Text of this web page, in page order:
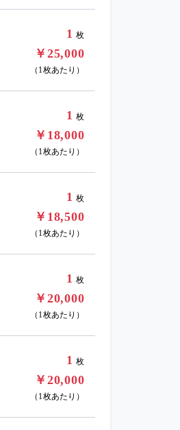
1 枚
￥25,000
（1枚あたり）
1 枚
￥18,000
（1枚あたり）
1 枚
￥18,500
（1枚あたり）
1 枚
￥20,000
（1枚あたり）
1 枚
￥20,000
（1枚あたり）